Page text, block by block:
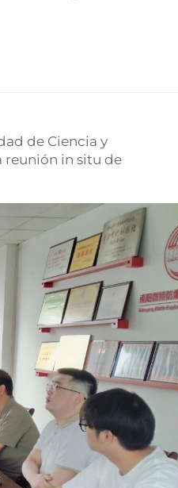
de Ciencia y
reunión in situ de